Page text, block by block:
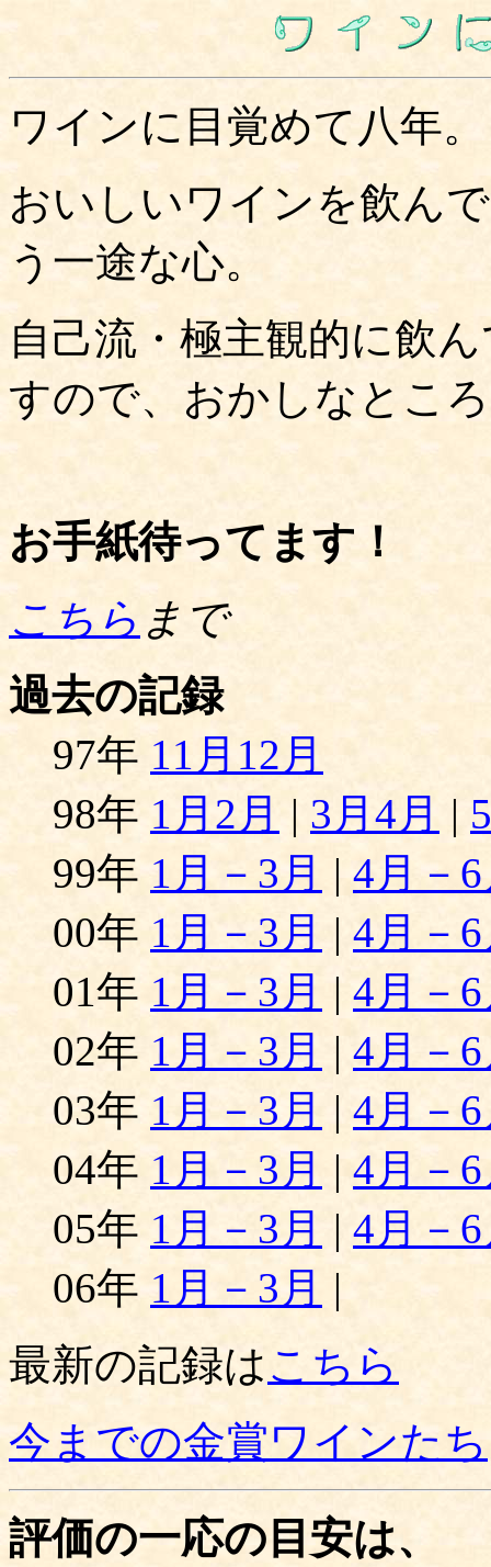
ワインに目覚めて八年。
おいしいワインを飲ん
う一途な心。
自己流・極主観的に飲
すので、おかしなとこ
お手紙待ってます！
こちら まで
過去の記録
97年 11月12月
98年 1月2月 | 3月4月 |
99年 1月－3月 | 4月－
00年 1月－3月 | 4月－
01年 1月－3月 | 4月－
02年 1月－3月 | 4月－
03年 1月－3月 | 4月－
04年 1月－3月 | 4月－
05年 1月－3月 | 4月－
06年 1月－3月 |
最新の記録はこちら
今までの金賞ワインたち
評価の一応の目安は、